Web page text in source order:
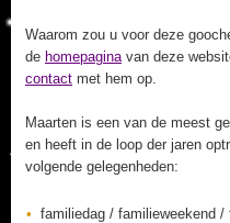
Waarom zou u voor deze
de homepaginavan deze
contact met hem op.
Maarten is een van de meest
en heeft in de loop der jaren
volgende gelegenheden:
familiedag / familieweekend /